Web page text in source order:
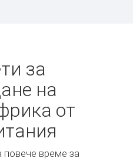
за
на
от
повече време за